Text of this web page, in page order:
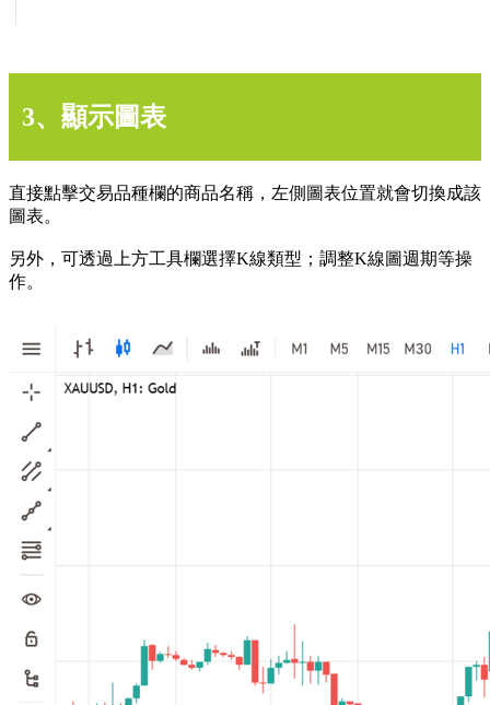
3、顯示圖表
直接點擊交易品種欄的商品名稱，左側圖表位置就會切換成該
圖表。
另外，可透過上方工具欄選擇K線類型；調整K線圖週期等操
作。